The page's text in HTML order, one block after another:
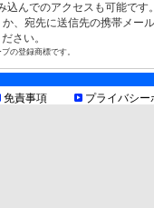
有、現地利用規約等をご確
込んでのアクセスも可能です
、宛先に送信先の携帯メー
さい。
の登録商標です。
免責事項 プライバシー